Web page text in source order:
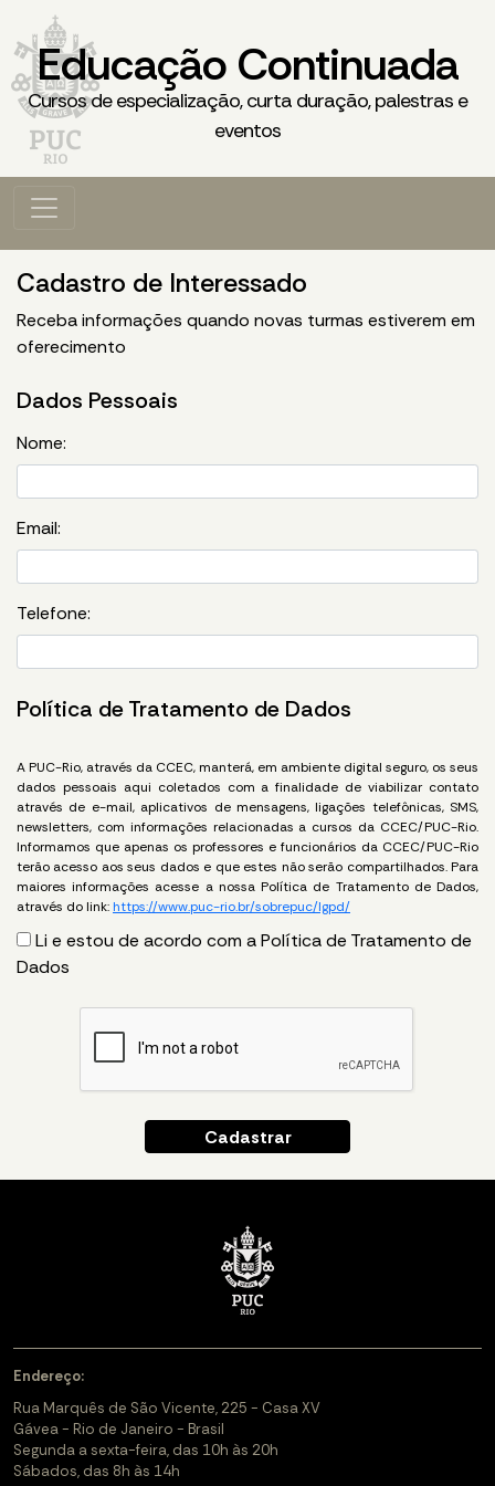
Educação Continuada
Cursos de especialização, curta duração, palestras e
eventos
Cadastro de Interessado
Receba informações quando novas turmas estiverem em
oferecimento
Dados Pessoais
Nome:
Email:
Telefone:
Política de Tratamento de Dados
A PUC-Rio, através da CCEC, manterá, em ambiente digital seguro, os seus
dados pessoais aqui coletados com a finalidade de viabilizar contato
através de e-mail, aplicativos de mensagens, ligações telefônicas, SMS,
newsletters, com informações relacionadas a cursos da CCEC/PUC-Rio.
Informamos que apenas os professores e funcionários da CCEC/PUC-Rio
terão acesso aos seus dados e que estes não serão compartilhados. Para
maiores informações acesse a nossa Política de Tratamento de Dados,
através do link: https://www.puc-rio.br/sobrepuc/lgpd/
Li e estou de acordo com a Política de Tratamento de
Dados
Endereço:
Rua Marquês de São Vicente, 225 - Casa XV
Gávea - Rio de Janeiro - Brasil
Segunda a sexta-feira, das 10h às 20h
Sábados, das 8h às 14h